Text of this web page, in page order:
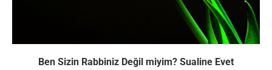
Ben Sizin Rabbiniz Değil miyim? Sualine Evet